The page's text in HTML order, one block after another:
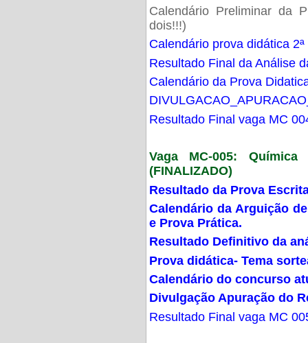
Calendário Preliminar da
dois!!!)
Calendário prova didática
Resultado Final da Análise
Calendário da Prova
Resultado Final vaga MC
Vaga MC-005:
(FINALIZADO)
Resultado da Prova
Calendário da Arguição
e Prova Prática.
Resultado Definitivo da
Prova didática- Tema
Calendário do concurso
Divulgação Apuração do
Resultado Final vaga MC